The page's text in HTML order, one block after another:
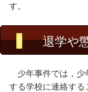
す。
退学や
少年事件では，少
する学校に連絡する